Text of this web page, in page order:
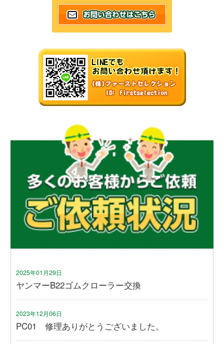
2025年01月29日
ヤンマーB22ゴムクローラー交換
2023年12月06日
PC01 修理ありがとうございました。